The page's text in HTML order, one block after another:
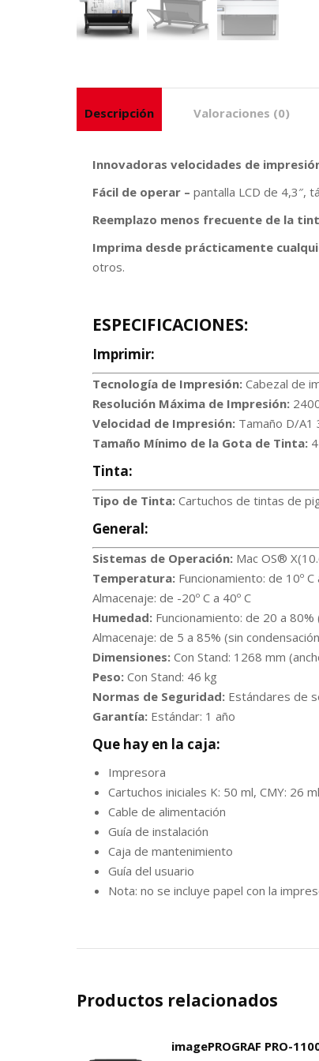
Descripción Valoraciones (0)
Innovadoras velocidades de
Fácil de operar – pantalla LCD de 4,3″,
Reemplazo menos frecuente de la
Imprima desde prácticamente
otros.
ESPECIFICACIONES:
Imprimir:
Tecnología de Impresión: Cabezal de
Resolución Máxima de Impresión:
Velocidad de Impresión: Tamaño D/A1
Tamaño Mínimo de la Gota de Tinta:
Tinta:
Tipo de Tinta: Cartuchos de tintas de
General:
Sistemas de Operación: Mac OS®
Temperatura: Funcionamiento: de 10º C
Almacenaje: de -20º C a 40º C
Humedad: Funcionamiento: de 20 a 80%
Almacenaje: de 5 a 85% (sin
Dimensiones: Con Stand: 1268 mm
Peso: Con Stand: 46 kg
Normas de Seguridad: Estándares de
Garantía: Estándar: 1 año
Que hay en la caja:
Impresora
Cartuchos iniciales K: 50 ml, CMY: 26 ml
Cable de alimentación
Guía de instalación
Caja de mantenimiento
Guía del usuario
Nota: no se incluye papel con la
Productos relacionados
imagePROGRAF PRO-